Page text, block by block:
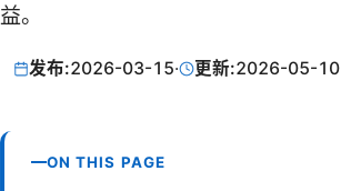
益。
发布:2026-03-15· 更新:2026-05-10
ON THIS PAGE